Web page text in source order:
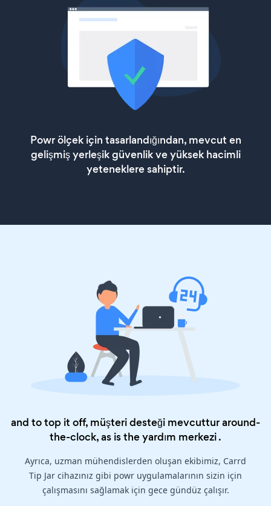
Powr ölçek için tasarlandığından, mevcut en
gelişmiş yerleşik güvenlik ve yüksek hacimli
yeteneklere sahiptir.
and to top it off, müşteri desteği mevcuttur around-
the-clock, as is theyardım merkezi.
Ayrıca, uzman mühendislerden oluşan ekibimiz, Carrd
Tip Jar cihazınız gibi powr uygulamalarının sizin için
çalışmasını sağlamak için gece gündüz çalışır.